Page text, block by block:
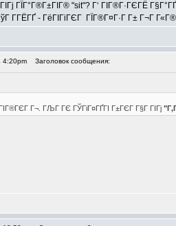
ГЇГ°Г®Г±ГІГ® "sit"? Г‘ ГІГ®Г·ГЄГЁ
Г­ГЁГҐ - ГёГІГіГЄГ ГЇГ®Г¤Г·Г Г± Г¬Г
4:20pm Заголовок сообщения:
Г¬. ГЉГ ГЄ ГЎГіГ¤ГҐГІ Г±ГЄГ Г§Г ГІГј